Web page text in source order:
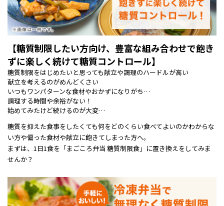
【糖質制限したい方向け、豊富な組み合わせで飽き
ずに楽しく続けて糖質コントロール】
糖質制限をはじめたいと思っても献立や調理のハードルが高い
献立を考えるのがめんどくさい
いつもワンパターンな食材やおかずになりがち…
調理する時間や余裕がない！
始めてみたけど続けるのが大変…
糖質を抑えた食事をしたくても何をどのくらい食べてよいのかわからな
い方や偏った食材や献立に飽きてしまった方へ。
まずは、1日1食を「まごころ弁当 糖質制限食」に置き換えをしてみま
せんか？